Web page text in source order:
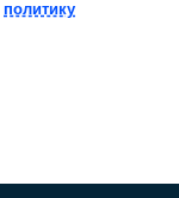
политику